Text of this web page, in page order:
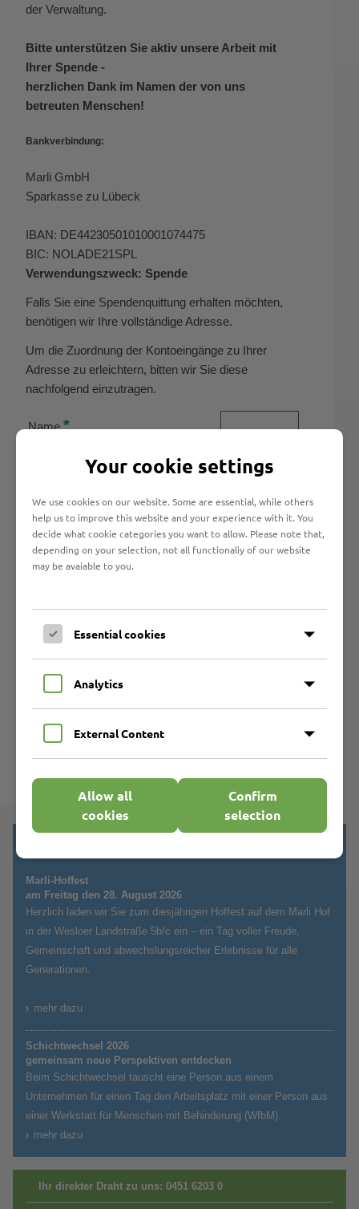
der Verwaltung.
Bitte unterstützen Sie aktiv unsere Arbeit mit
Ihrer Spende -
herzlichen Dank im Namen der von uns
betreuten Menschen!
Bankverbindung:
Marli GmbH
Sparkasse zu Lübeck
IBAN: DE44230501010001074475
BIC: NOLADE21SPL
Verwendungszweck: Spende
Falls Sie eine Spendenquittung erhalten möchten,
benötigen wir Ihre vollständige Adresse.
Um die Zuordnung der Kontoeingänge zu Ihrer
Adresse zu erleichtern, bitten wir Sie diese
nachfolgend einzutragen.
Name*
Betrag *
Bitte geben Sie die im Bild
Sicherheitscode
Bitte füllen Sie die mit
Marli-Hoffest
am Freitag den 28. August 2026
Herzlich laden wir Sie zum diesjährigen Hoffest auf dem Marli Hof
in der Wesloer Landstraße 5b/c ein – ein Tag voller Freude,
Gemeinschaft und abwechslungsreicher Erlebnisse für alle
Generationen.
mehr dazu
Schichtwechsel 2026
gemeinsam neue Perspektiven entdecken
Beim Schichtwechsel tauscht eine Person aus einem
Unternehmen für einen Tag den Arbeitsplatz mit einer Person aus
einer Werkstatt für Menschen mit Behinderung (WfbM).
mehr dazu
Ihr direkter Draht zu uns: 0451 6203 0
Your cookie settings
We use cookies on our website. Some are essential, while others
help us to improve this website and your experience with it. You
decide what cookie categories you want to allow. Please note that,
depending on your selection, not all functionaliy of our website
may be avaiable to you.
Essential cookies
Analytics
External Content
Allow all
cookies
Confirm
selection